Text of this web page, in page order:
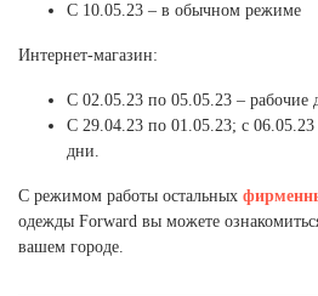
С 10.05.23 – в обычном режиме
Интернет-магазин:
С 02.05.23 по 05.05.23 – рабочие
С 29.04.23 по 01.05.23; с
дни.
С режимом работы остальных
одежды Forward вы можете
вашем городе.